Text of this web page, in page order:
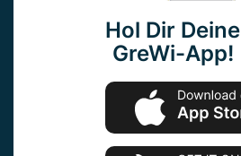
Hol Dir Deine
GreWi-App!